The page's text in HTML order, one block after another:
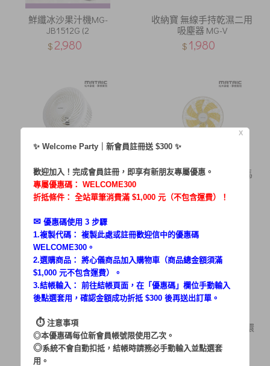
鮮纖冰沙果汁機MG-
JB1512G (2
$ 2,980
收納寶 無線手持乾濕二用
吸塵器 MG-V
$ 1,980
【停售】7吋大風量靜音循
環扇 MG-AF
$990
【停售】松木 Macaron馬
$2,690
【停售】松木夏日清新渦
流扇 MG-AF0
$1,280
【停售】9吋強力對流循環
$1,690
X
✨ Welcome Party｜新會員註冊送 $300 ✨
歡迎加入！完成會員註冊，即享有新朋友專屬優惠。
專屬優惠碼： WELCOME300
折抵條件： 全站單筆消費滿 $1,000 元（不包含運費）！
✉︎ 優惠碼使用 3 步驟
1.複製代碼： 複製此處或註冊歡迎信中的優惠碼
WELCOME300。
2.選購商品： 將心儀商品加入購物車（商品總金額須滿
$1,000 元不包含運費）。
3.結帳輸入： 前往結帳頁面，在「優惠碼 」欄位手動輸入
後點選套用，確認金額成功折抵 $300 後再送出訂單。
⏱︎ 注意事項
◎本優惠碼每位新會員帳號限使用乙次。
◎系統不會自動扣抵，結帳時請務必手動輸入並點選套
用。